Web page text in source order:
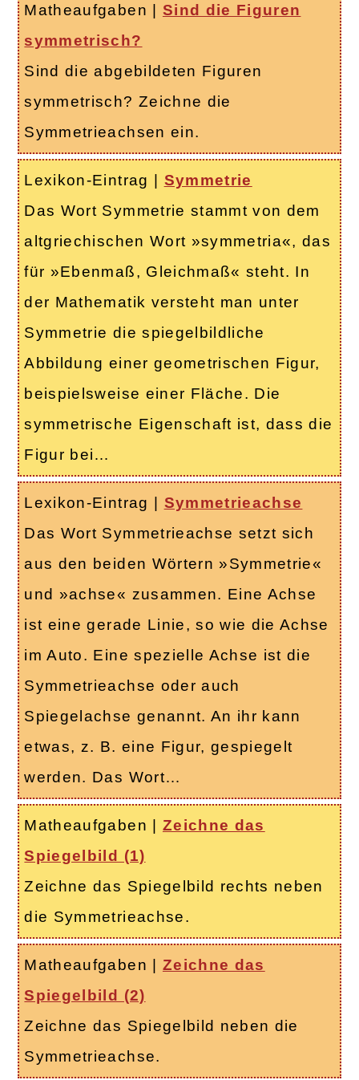
Matheaufgaben | Sind die Figuren
symmetrisch?
Sind die abgebildeten Figuren
symmetrisch? Zeichne die
Symmetrieachsen ein.
Lexikon-Eintrag | Symmetrie
Das Wort Symmetrie stammt von dem
altgriechischen Wort »symmetria«, das
für »Ebenmaß, Gleichmaß« steht. In
der Mathematik versteht man unter
Symmetrie die spiegelbildliche
Abbildung einer geometrischen Figur,
beispielsweise einer Fläche. Die
symmetrische Eigenschaft ist, dass die
Figur bei…
Lexikon-Eintrag | Symmetrieachse
Das Wort Symmetrieachse setzt sich
aus den beiden Wörtern »Symmetrie«
und »achse« zusammen. Eine Achse
ist eine gerade Linie, so wie die Achse
im Auto. Eine spezielle Achse ist die
Symmetrieachse oder auch
Spiegelachse genannt. An ihr kann
etwas, z. B. eine Figur, gespiegelt
werden. Das Wort…
Matheaufgaben | Zeichne das
Spiegelbild (1)
Zeichne das Spiegelbild rechts neben
die Symmetrieachse.
Matheaufgaben | Zeichne das
Spiegelbild (2)
Zeichne das Spiegelbild neben die
Symmetrieachse.